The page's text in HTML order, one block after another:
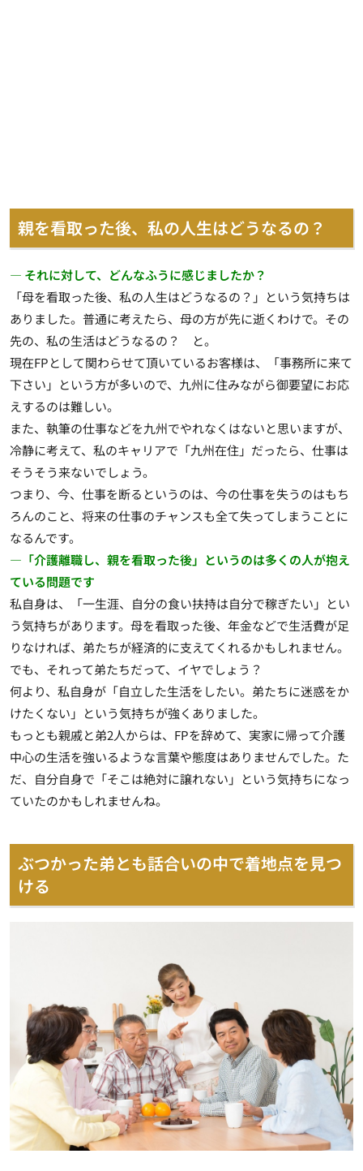
親を看取った後、私の人生はどうなるの？
― それに対して、どんなふうに感じましたか？
「母を看取った後、私の人生はどうなるの？」という気持ちは
ありました。普通に考えたら、母の方が先に逝くわけで。その
先の、私の生活はどうなるの？ と。
現在FPとして関わらせて頂いているお客様は、「事務所に来て
下さい」という方が多いので、九州に住みながら御要望にお応
えするのは難しい。
また、執筆の仕事などを九州でやれなくはないと思いますが、
冷静に考えて、私のキャリアで「九州在住」だったら、仕事は
そうそう来ないでしょう。
つまり、今、仕事を断るというのは、今の仕事を失うのはもち
ろんのこと、将来の仕事のチャンスも全て失ってしまうことに
なるんです。
―「介護離職し、親を看取った後」というのは多くの人が抱え
ている問題です
私自身は、「一生涯、自分の食い扶持は自分で稼ぎたい」とい
う気持ちがあります。母を看取った後、年金などで生活費が足
りなければ、弟たちが経済的に支えてくれるかもしれません。
でも、それって弟たちだって、イヤでしょう？
何より、私自身が「自立した生活をしたい。弟たちに迷惑をか
けたくない」という気持ちが強くありました。
もっとも親戚と弟2人からは、FPを辞めて、実家に帰って介護
中心の生活を強いるような言葉や態度はありませんでした。た
だ、自分自身で「そこは絶対に譲れない」という気持ちになっ
ていたのかもしれませんね。
ぶつかった弟とも話合いの中で着地点を見つ
ける